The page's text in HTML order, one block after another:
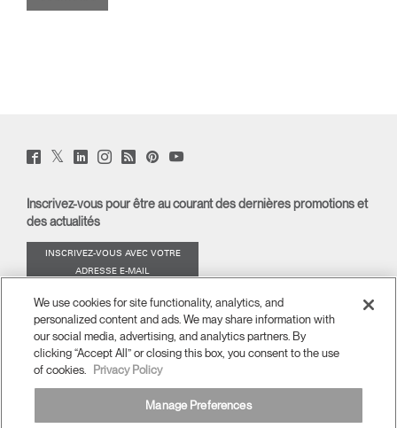
Facebook
(opens
Twitter
(opens
LinkedIn
(opens
Instagram
(opens
Humanscale
Blog
window)
PinterstYouTube
Inscrivez-vous pour être au courant des dernières promotions et
des actualités
INSCRIVEZ-VOUS AVEC VOTRE
ADRESSE E-MAIL
À PROPOS
ERGONOMIE
RESSOURCES
We use cookies for site functionality, analytics, and
personalized content and ads. We may share information with
our social media, advertising, and analytics partners. By
clicking “Accept All” or closing this box, you consent to the use
of cookies.
Privacy Policy
Manage Preferences